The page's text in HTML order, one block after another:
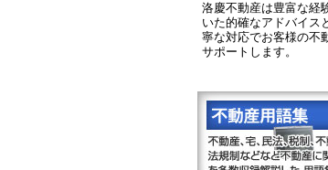
洛慶不動産は豊富な経
いた的確なアドバイス
寧な対応でお客様の不
サポートします。